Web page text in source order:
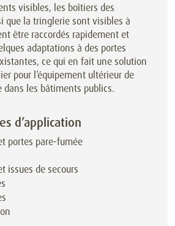
visibles, les boîtiers des
que la tringlerie sont visibles à
être raccordés rapidement et
adaptations à des portes
ce qui en fait une solution
pour l’équipement ultérieur de
dans les bâtiments publics.
d’application
portes pare-fumée
issues de secours